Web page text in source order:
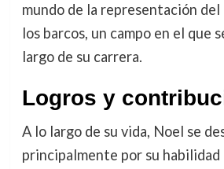
mundo de la representación del
los barcos, un campo en el que
largo de su carrera.
Logros y
A lo largo de su vida, Noel se
principalmente por su habilidad